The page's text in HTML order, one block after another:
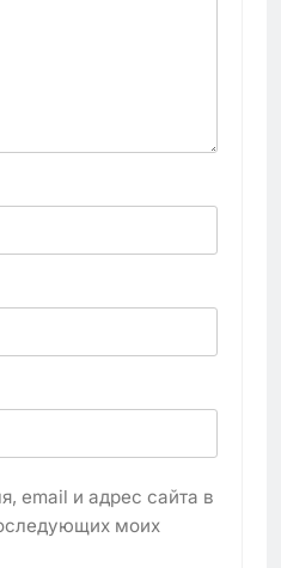
email и адрес сайта в
моих